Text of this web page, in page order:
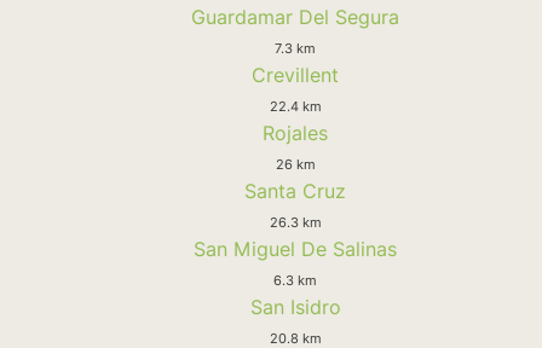
Guardamar Del Segura
7.3 km
Crevillent
22.4 km
Rojales
26 km
Santa Cruz
26.3 km
San Miguel De Salinas
6.3 km
San Isidro
20.8 km